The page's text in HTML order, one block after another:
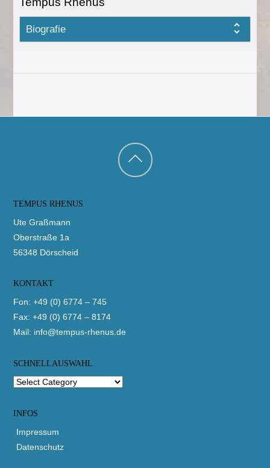
Biografie
Back
TEMPUS RHENUS
Ute Graßmann
Oberstraße 1a
56348 Dörscheid
KONTAKT
Fon: +49 (0) 6774 – 745
Fax: +49 (0) 6774 – 8174
Mail: info@tempus-rhenus.de
SCHNELLAUSWAHL
INFOS
Impressum
Datenschutz